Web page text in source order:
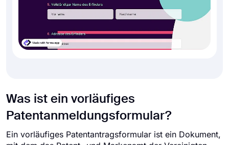
Was ist ein vorläufiges
Patentanmeldungsformular?
Ein vorläufiges Patentantragsformular ist ein Dokument,